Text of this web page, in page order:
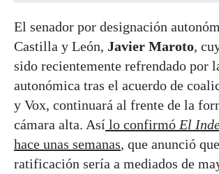
El senador por designación
Castilla y León, Javier Maroto,
sido recientemente refrendado por
autonómica tras el acuerdo de
y Vox, continuará al frente de la
cámara alta. Así lo confirmó El
hace unas semanas, que anunció
ratificación sería a mediados de